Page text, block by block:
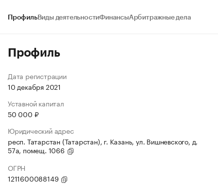
ПрофильВиды деятельностиФинансыАрбитражные дела
Профиль
Дата регистрации
10 декабря 2021
Уставной капитал
50 000 ₽
Юридический адрес
респ. Татарстан (Татарстан), г. Казань, ул. Вишневского, д.
57а, помещ. 1066
ОГРН
1211600088149